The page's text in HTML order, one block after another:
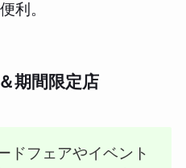
利。
期間限定店
ドフェアやイベント